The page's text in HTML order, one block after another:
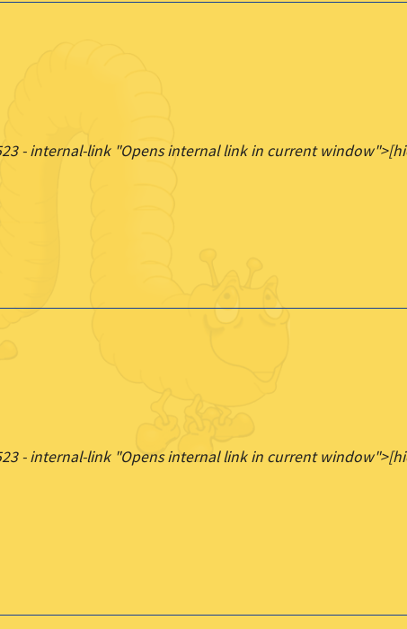
- internal-link "Opens internal link in current
- internal-link "Opens internal link in current